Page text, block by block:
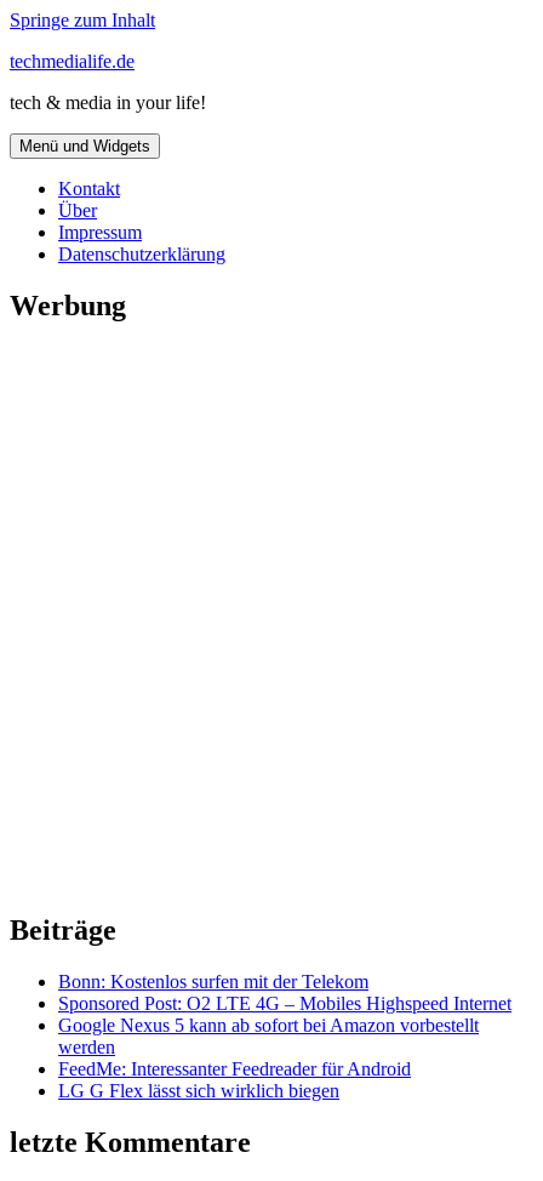
Springe zum Inhalt
techmedialife.de
tech & media in your life!
Menü und Widgets
Kontakt
Über
Impressum
Datenschutzerklärung
Werbung
Beiträge
Bonn: Kostenlos surfen mit der Telekom
Sponsored Post: O2 LTE 4G – Mobiles Highspeed Internet
Google Nexus 5 kann ab sofort bei Amazon vorbestellt
werden
FeedMe: Interessanter Feedreader für Android
LG G Flex lässt sich wirklich biegen
letzte Kommentare